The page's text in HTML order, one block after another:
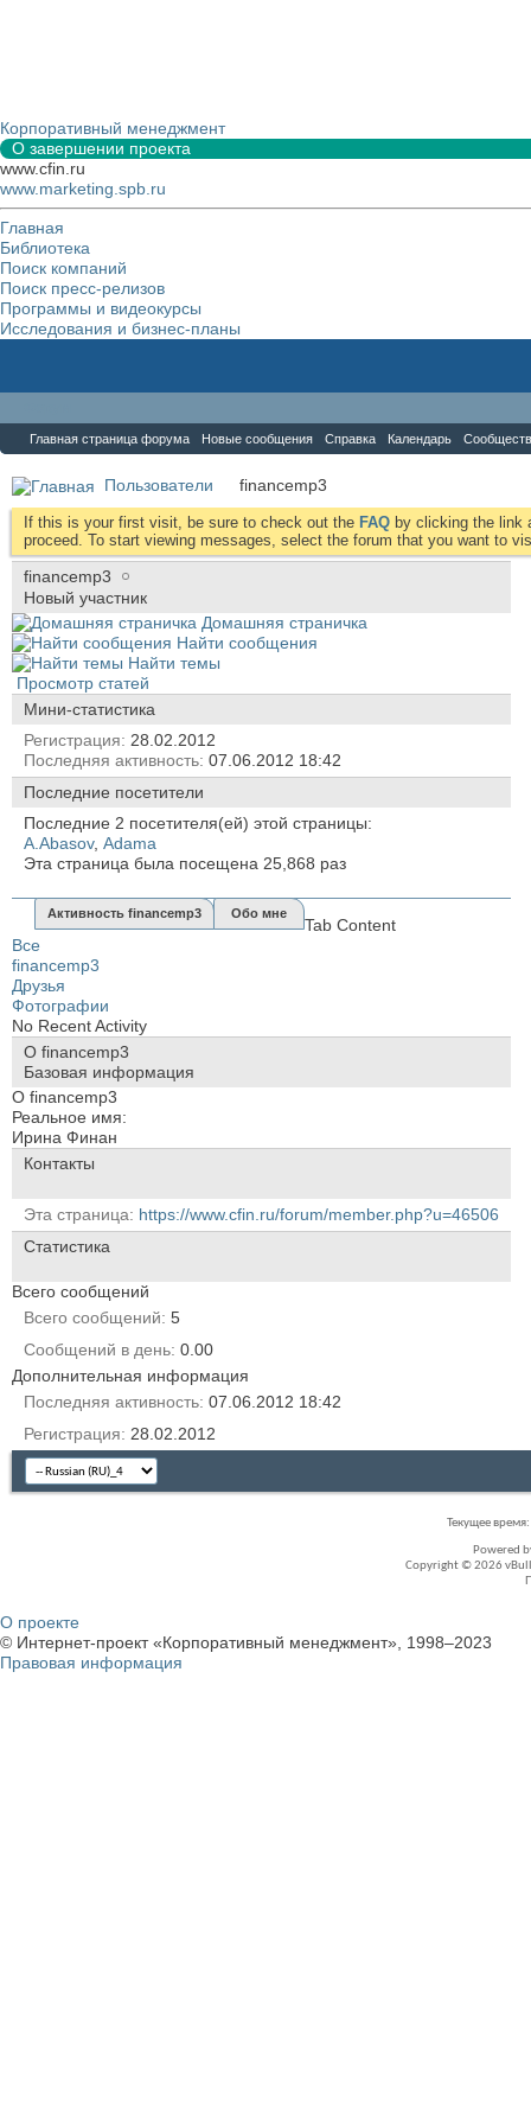
Корпоративный менеджмент
О завершении проекта
www.cfin.ru
www.marketing.spb.ru
Главная
Библиотека
Поиск компаний
Поиск пресс-релизов
Программы и видеокурсы
Исследования и бизнес-планы
Главная страница форума Новые сообщения Справка Календарь
Пользователи financemp3
If this is your first visit, be sure to check out the FAQ by clicking the link
proceed. To start viewing messages, select the forum that you want to
financemp3
Новый участник
Домашняя страничка
Найти сообщения
Найти темы
Просмотр статей
Мини-статистика
Регистрация 28.02.2012
Последняя активность 07.06.2012 18:42
Последние посетители
Последние 2 посетителя(ей) этой страницы:
A.Abasov, Аdama
Эта страница была посещена 25,868 раз
Активность financemp3 Обо мне
Tab Content
Все
financemp3
Друзья
Фотографии
No Recent Activity
О financemp3
Базовая информация
О financemp3
Реальное имя:
Ирина Финан
Контакты
Эта страница https://www.cfin.ru/forum/member.php?u=46506
Статистика
Всего сообщений
Всего сообщений 5
Сообщений в день 0.00
Дополнительная информация
Последняя активность 07.06.2012 18:42
Регистрация 28.02.2012
Текущее время:
Powered
Copyright © 2026
О проекте
© Интернет-проект «Корпоративный менеджмент», 1998–2023
Правовая информация